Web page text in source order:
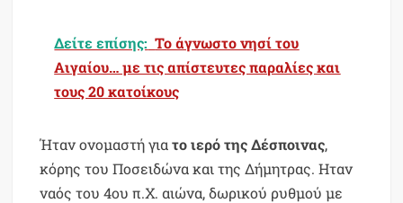
Δείτε επίσης: Το άγνωστο νησί του
Αιγαίου… με τις απίστευτες παραλίες και
τους 20 κατοίκους
Ήταν ονομαστή γιατο ιερό της Δέσποινας,
κόρης του Ποσειδώνα και της Δήμητρας. Ηταν
ναός του 4ου π.Χ. αιώνα, δωρικού ρυθμού με